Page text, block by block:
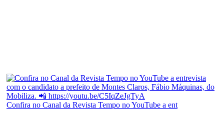
Confira no Canal da Revista Tempo no YouTube a ent